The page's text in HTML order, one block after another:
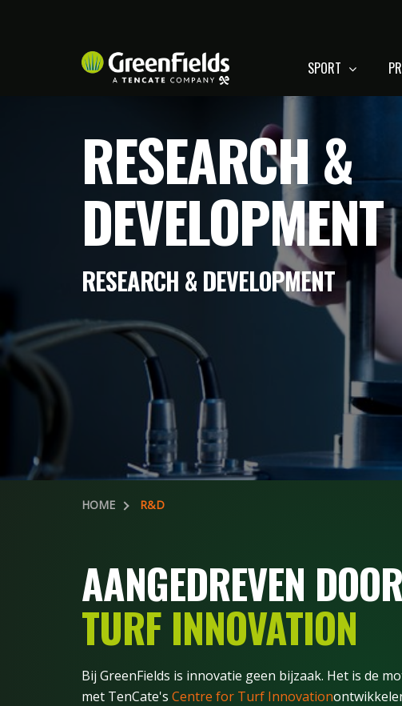
SPORT
RESEARCH &
DEVELOPMENT
RESEARCH & DEVELOPMENT
HOME R&D
AANGEDREVEN
TURF INNOVATION
Bij GreenFields is innovatie geen bijzaak. Het is de
met TenCate's Centre for Turf Innovation